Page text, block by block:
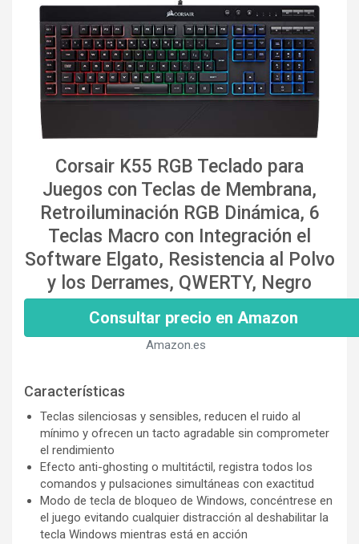
Corsair K55 RGB Teclado para
Juegos con Teclas de Membrana,
Retroiluminación RGB Dinámica, 6
Teclas Macro con Integración el
Software Elgato, Resistencia al Polvo
y los Derrames, QWERTY, Negro
Consultar precio en Amazon
Amazon.es
Características
Teclas silenciosas y sensibles, reducen el ruido al
mínimo y ofrecen un tacto agradable sin comprometer
el rendimiento
Efecto anti-ghosting o multitáctil, registra todos los
comandos y pulsaciones simultáneas con exactitud
Modo de tecla de bloqueo de Windows, concéntrese en
el juego evitando cualquier distracción al deshabilitar la
tecla Windows mientras está en acción